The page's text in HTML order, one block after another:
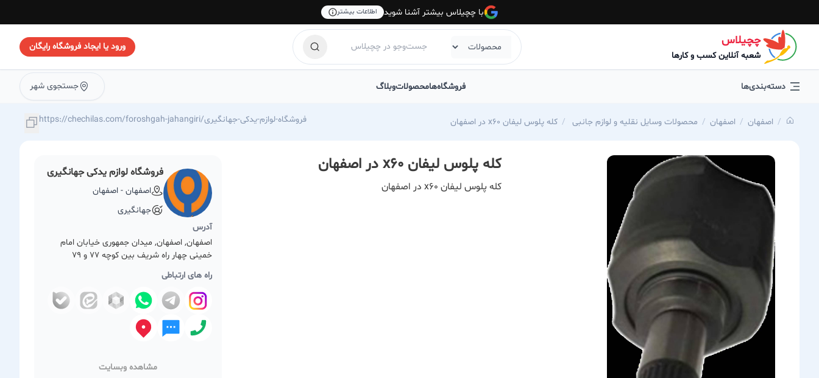
با چچیلاس بیشتر آشنا شوید اطلاعات بیشتر
چچیلاس
شعبه آنلاین کسب و کارها
ورود یا ایجاد فروشگاه رایگان
دسته‌بندی‌ها فروشگاه‌هامحصولاتوبلاگ جستجوی شهر
اصفهان اصفهان محصولات وسایل نقلیه و لوازم جانبی کله پلوس لیفان x60 در اصفهان https://chechilas.com/foroshgah-jahangiri/فروشگاه-لوازم-یدکی-جهانگیری
کله پلوس لیفان x60 در اصفهان
کله پلوس لیفان x60 در اصفهان
فروشگاه لوازم یدکی جهانگیری
اصفهان - اصفهان
جهانگیری
آدرس
اصفهان, اصفهان, میدان جمهوری خیابان امام
خمینی چهار راه شریف بین کوچه 77 و 79
راه های ارتباطی
مشاهده وبسایت